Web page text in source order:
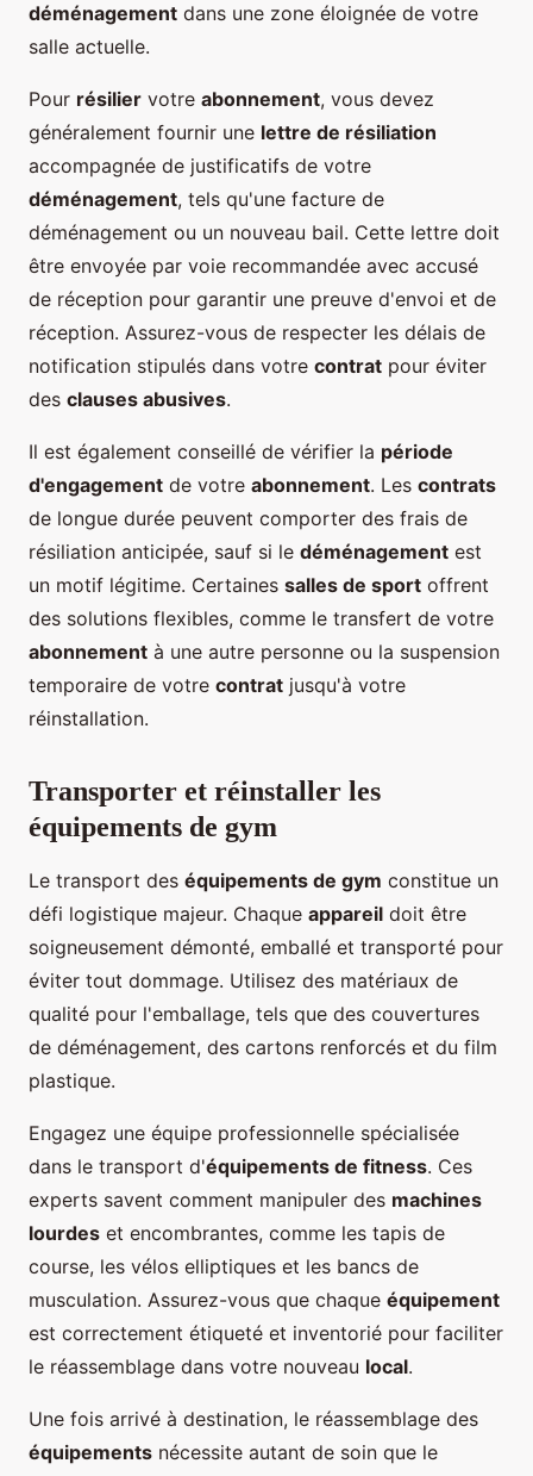
déménagement dans une zone éloignée de votre
salle actuelle.
Pour résilier votre abonnement, vous devez
généralement fournir une lettre de résiliation
accompagnée de justificatifs de votre
déménagement, tels qu'une facture de
déménagement ou un nouveau bail. Cette lettre doit
être envoyée par voie recommandée avec accusé
de réception pour garantir une preuve d'envoi et de
réception. Assurez-vous de respecter les délais de
notification stipulés dans votre contrat pour éviter
des clauses abusives.
Il est également conseillé de vérifier la période
d'engagement de votre abonnement. Les contrats
de longue durée peuvent comporter des frais de
résiliation anticipée, sauf si le déménagement est
un motif légitime. Certaines salles de sport offrent
des solutions flexibles, comme le transfert de votre
abonnement à une autre personne ou la suspension
temporaire de votre contrat jusqu'à votre
réinstallation.
Transporter et réinstaller les
équipements de gym
Le transport des équipements de gym constitue un
défi logistique majeur. Chaque appareil doit être
soigneusement démonté, emballé et transporté pour
éviter tout dommage. Utilisez des matériaux de
qualité pour l'emballage, tels que des couvertures
de déménagement, des cartons renforcés et du film
plastique.
Engagez une équipe professionnelle spécialisée
dans le transport d'équipements de fitness. Ces
experts savent comment manipuler des machines
lourdes et encombrantes, comme les tapis de
course, les vélos elliptiques et les bancs de
musculation. Assurez-vous que chaque équipement
est correctement étiqueté et inventorié pour faciliter
le réassemblage dans votre nouveau local.
Une fois arrivé à destination, le réassemblage des
équipements nécessite autant de soin que le